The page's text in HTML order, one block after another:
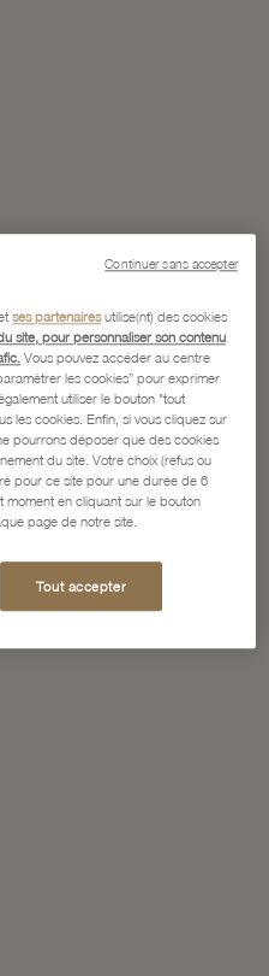
ses partenairesutilise(nt) des cookies
site, pour personnaliser son contenu
Vous pouvez accéder au centre
les cookies” pour exprimer
utiliser le bouton "tout
les cookies. Enfin, si vous cliquez sur
pourrons déposer que des cookies
du site. Votre choix (refus ou
pour ce site pour une durée de 6
moment en cliquant sur le bouton
page de notre site.
Tout accepter
Continuer sans accepter